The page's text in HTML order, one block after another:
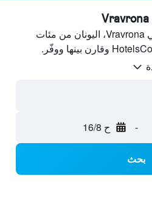
ابحث عن بيوت العطلات في Vravrona، اليونان من مئات
- ح 16/8
بحث